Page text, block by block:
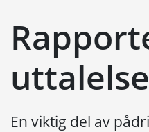
En viktig del av